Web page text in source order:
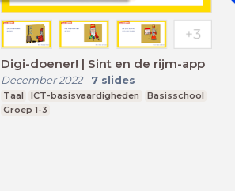
Digi-doener! | Sint en de rijm-app
December 2022- 7 slides
Taal ICT-basisvaardigheden
Basisschool
Groep 1-3